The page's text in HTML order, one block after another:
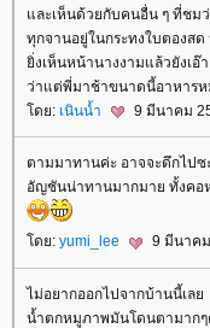
ละเห็นด้วยกับคนอื่น ๆ ที่ชมว่
ทุกจานอยู่ในกระทงใบตองส
งเห็นหน้านางงามแล้วยังเอ๊า
ว่าแต่พี่มาช้าขนาดนี้อาหารห
ดย: เนินน้ำ 9 มีนาคม
ตามมาทานค่ะ อาจจะดึกไป
อัญชันน่าทานมากมาย ทั้งคอ
ดย: yumi_lee 9 มีนาค
ไม่อยากออกไปจากบ้านนี้เล
น้ำตกหมูภาพมันโดนตามาก